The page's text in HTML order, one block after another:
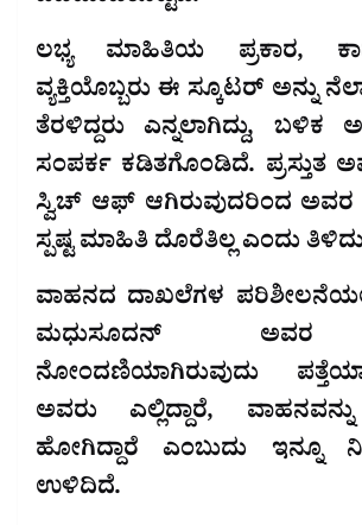
ಲಭ್ಯ ಮಾಹಿತಿಯ ಪ್ರಕಾರ,
ವ್ಯಕ್ತಿಯೊಬ್ಬರು ಈ ಸ್ಕೂಟರ್ ಅನ್ನು
ತೆರಳಿದ್ದರು ಎನ್ನಲಾಗಿದ್ದು,
ಸಂಪರ್ಕ ಕಡಿತಗೊಂಡಿದೆ. ಪ್ರಸ್ತುತ
ಸ್ವಿಚ್ ಆಫ್ ಆಗಿರುವುದರಿಂದ ಅವರ
ಸ್ಪಷ್ಟ ಮಾಹಿತಿ ದೊರೆತಿಲ್ಲ ಎಂದು
ವಾಹನದ ದಾಖಲೆಗಳ
ಮಧುಸೂದನ್ ಅವರ
ನೋಂದಣಿಯಾಗಿರುವುದು
ಅವರು ಎಲ್ಲಿದ್ದಾರೆ,
ಹೋಗಿದ್ದಾರೆ ಎಂಬುದು ಇನ್ನೂ
ಉಳಿದಿದೆ.